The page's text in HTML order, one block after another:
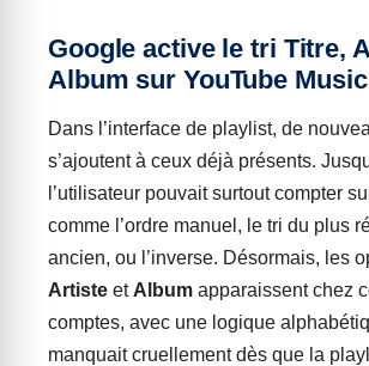
Google active le tri Titre,
Album sur YouTube Music
Dans l’interface de playlist, de
s’ajoutent à ceux déjà présents.
l’utilisateur pouvait surtout compter
comme l’ordre manuel, le tri du plus
ancien, ou l’inverse. Désormais, les
Artiste et Album apparaissent chez
comptes, avec une logique
manquait cruellement dès que la